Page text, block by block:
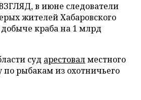
в июне следователи
жителей Хабаровского
краба на 1 млрд
суд арестовалместного
по рыбакам из охотничьего